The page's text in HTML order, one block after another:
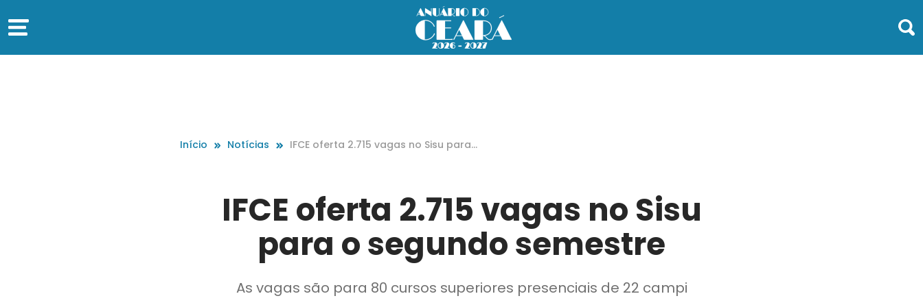
Início Notícias
IFCE oferta 2.715 vagas no Sisu para
IFCE oferta 2.715 vagas no Sisu
para o segundo semestre
As vagas são para 80 cursos superiores presenciais de 22 campi